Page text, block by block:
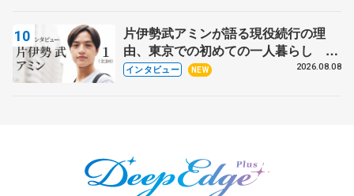
片伊勢武アミンが語る現役続行の理
由、東京での初めての一人暮らし 注
目スケーターの「今」に迫る
インタビュー NEW 2026.08.08